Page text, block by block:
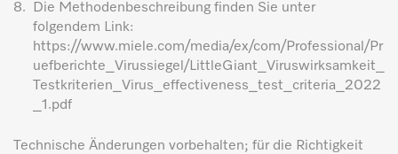
8.
Die Methodenbeschreibung finden Sie unter
folgendem Link:
https://www.miele.com/media/ex/com/Professional/Pr
uefberichte_Virussiegel/LittleGiant_Viruswirksamkeit_
Testkriterien_Virus_effectiveness_test_criteria_2022
_1.pdf
Technische Änderungen vorbehalten; für die Richtigkeit